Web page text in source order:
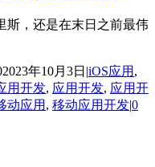
斯，还是在末日之前最伟
2023年10月3日 |iOS应用 ,
用开发, 应用开发, 应用开
动应用 , 移动应用开发|0